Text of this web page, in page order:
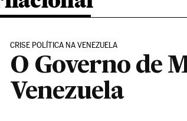
CRISE POLÍTICA NA VENEZUELA
O Governo de
Venezuela